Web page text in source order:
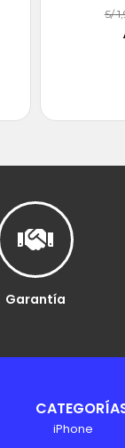
S/
Garantía
iPhone